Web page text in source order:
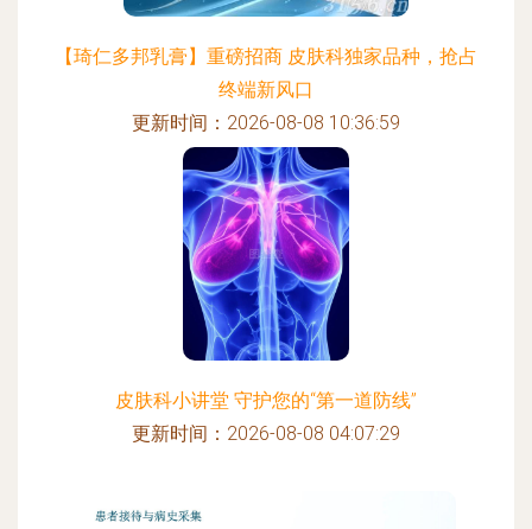
【琦仁多邦乳膏】重磅招商 皮肤科独家品种，抢占
终端新风口
更新时间：2026-08-08 10:36:59
皮肤科小讲堂 守护您的“第一道防线”
更新时间：2026-08-08 04:07:29